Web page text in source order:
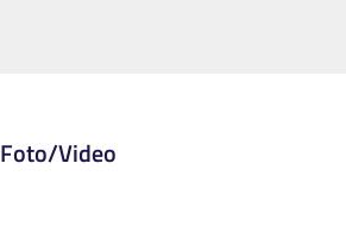
Foto/Video